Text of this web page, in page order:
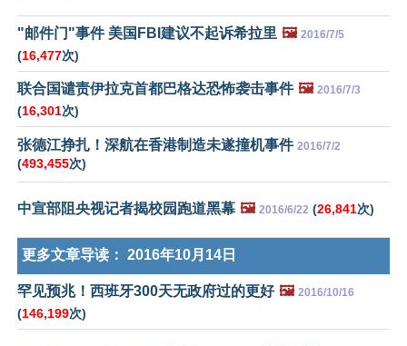
"邮件门"事件 美国FBI建议不起诉希拉里 🖼️ 2016/7/5
(16,477次)
联合国谴责伊拉克首都巴格达恐怖袭击事件 🖼️ 2016/7/3
(16,301次)
张德江挣扎！深航在香港制造未遂撞机事件 2016/7/2
(493,455次)
中宣部阻央视记者揭校园跑道黑幕 🖼️ 2016/6/22 (26,841次)
更多文章导读： 2016年10月14日
罕见预兆！西班牙300天无政府过的更好 🖼️ 2016/10/16
(146,199次)